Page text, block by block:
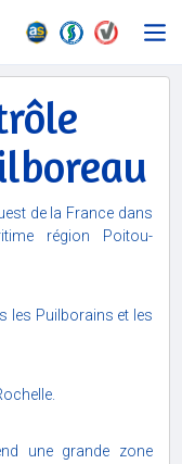
de la France dans
région Poitou-
les Puilborains et les
une grande zone